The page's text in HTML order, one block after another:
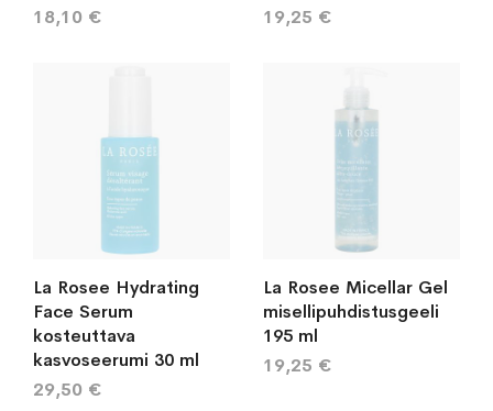
18,10 €
19,25 €
La Rosee Hydrating
Face Serum
kosteuttava
kasvoseerumi 30 ml
29,50 €
La Rosee Micellar Gel
misellipuhdistusgeeli
195 ml
19,25 €